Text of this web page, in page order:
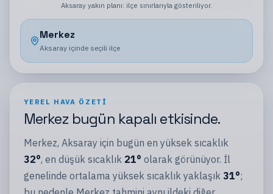
Aksaray yakın planı: ilçe sınırlarıyla gösteriliyor.
Merkez
Aksaray içinde seçili ilçe
YEREL HAVA ÖZETI
Merkez bugün kapalı etkisinde.
Merkez, Aksaray için bugün en yüksek sıcaklık
32°, en düşük sıcaklık 21° olarak görünüyor. İl
genelinde ortalama yüksek sıcaklık yaklaşık 31°;